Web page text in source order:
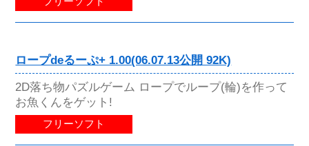
ロープdeるーぷ+ 1.00(06.07.13公開 92K)
2D落ち物パズルゲーム ロープでループ(輪)を作って
お魚くんをゲット!
フリーソフト